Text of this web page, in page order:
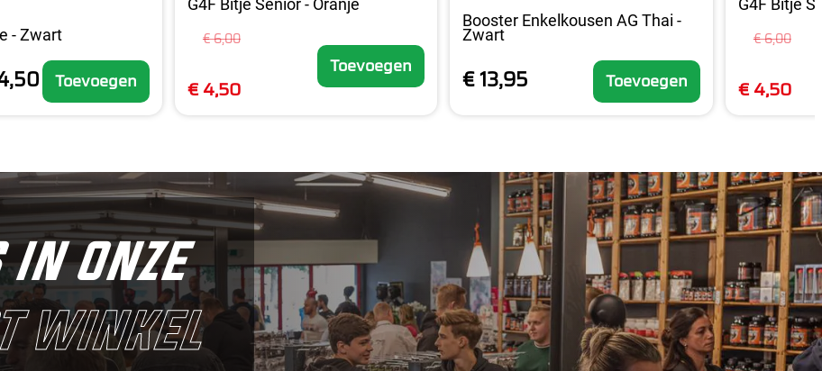
- Zwart
Toevoegen
G4F Bitje Senior - Oranje
€ 6,00
€ 4,50
Toevoegen
Booster Enkelkousen AG Thai -
Zwart
€ 13,95 Toevoegen
G4F Bitje
€ 6,00
€ 4,50
onze
winkel